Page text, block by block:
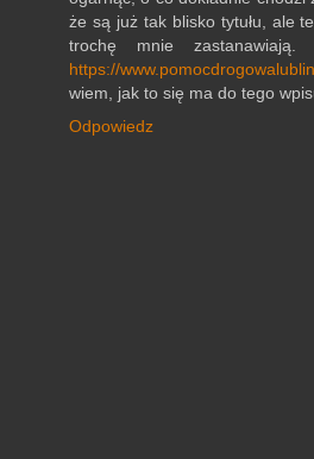
że są już tak blisko tytułu, ale
trochę mnie
https://
wiem, jak to się ma do tego
Odpowiedz